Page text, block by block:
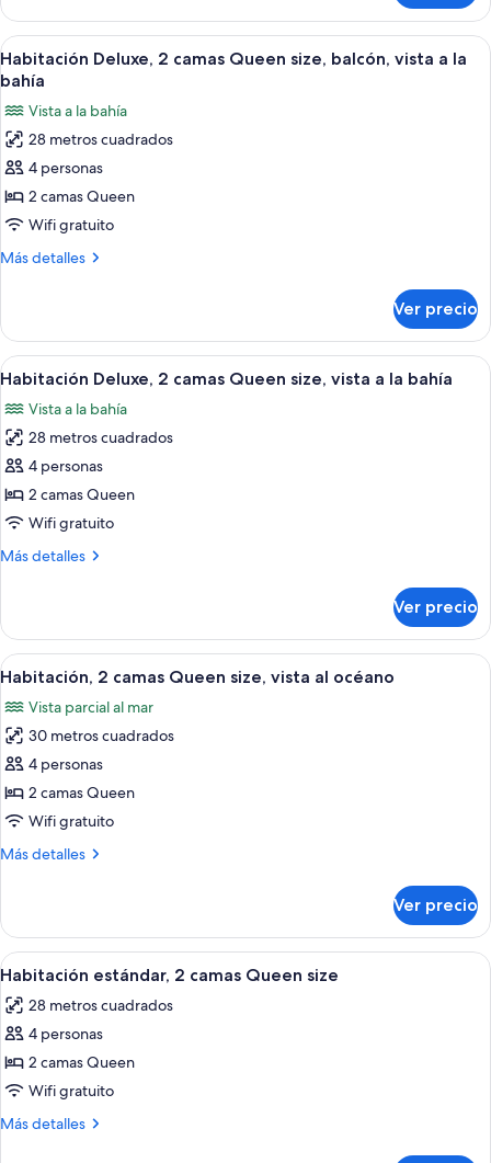
vista
al
océano
(Sorrento)
junior,
cama
King
vista
al
océano
(Sorrento)
Abrir
todas
fotos
de
Habitación
Deluxe,
2
camas
balcón,
vista
a
la
bahía
Habitación de hotel con dos camas,
2
Habitación Deluxe, 2 camas Queen size, balcón, vista a la
bahía
Vista a la bahía
28 metros cuadrados
4 personas
2 camas Queen
Wifi gratuito
Más detalles
Más
Deluxe,
camas
size,
balcón,
vista
a
la
bahía
Ver precio
Abrir
todas
las
fotos
de
Habitación
Deluxe,
camas
vista
a
bahía
Habitación de hotel con dos camas,
2
Habitación Deluxe, 2 camas Queen size, vista a la bahía
Vista a la bahía
28 metros cuadrados
4 personas
2 camas Queen
Wifi gratuito
Más detalles
Más
Deluxe,
camas
size,
vista
la
bahía
Ver precio
Abrir
todas
las
fotos
de
Habitación,
2
Queen
al
océano
Habitación de hotel con dos camas,
2
Habitación, 2 camas Queen size, vista al océano
Vista parcial al mar
30 metros cuadrados
4 personas
2 camas Queen
Wifi gratuito
Más detalles
Más
2
camas
Queen
vista
al
Ver precio
Abrir
todas
las
fotos
de
Habitación
estándar,
Habitación de hotel con dos camas,
2
Habitación estándar, 2 camas Queen size
28 metros cuadrados
4 personas
2 camas Queen
Wifi gratuito
Más detalles
Más